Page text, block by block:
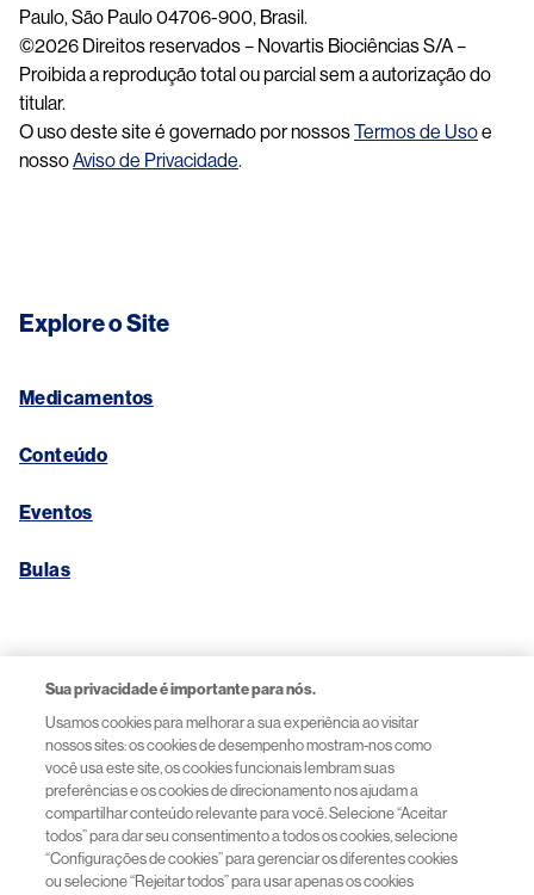
Paulo, São Paulo 04706-900, Brasil.
©2026 Direitos reservados – Novartis Biociências S/A –
Proibida a reprodução total ou parcial sem a autorização do
titular.
O uso deste site é governado por nossosTermos de Usoe
nossoAviso de Privacidade.
Explore o Site
Medicamentos
Conteúdo
Eventos
Bulas
Aviso de Privacidade
Termos de Uso
Acessibilidade
Sua privacidade é importante para nós.
Usamos cookies para melhorar a sua experiência ao visitar
nossos sites: os cookies de desempenho mostram-nos como
você usa este site, os cookies funcionais lembram suas
preferências e os cookies de direcionamento nos ajudam a
compartilhar conteúdo relevante para você. Selecione “Aceitar
todos” para dar seu consentimento a todos os cookies, selecione
“Configurações de cookies” para gerenciar os diferentes cookies
ou selecione “Rejeitar todos” para usar apenas os cookies